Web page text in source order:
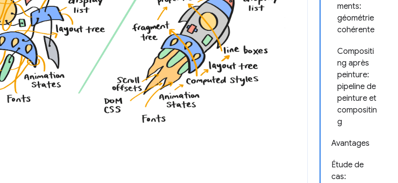
ments:
géométrie
cohérente
Compositi
ng après
peinture:
pipeline de
peinture et
compositin
g
Avantages
Étude de
cas: